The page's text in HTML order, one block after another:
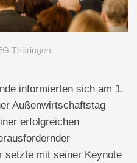
Thüringen
informierten sich am 1.
Außenwirtschaftstag
erfolgreichen
setzte mit seiner Keynote